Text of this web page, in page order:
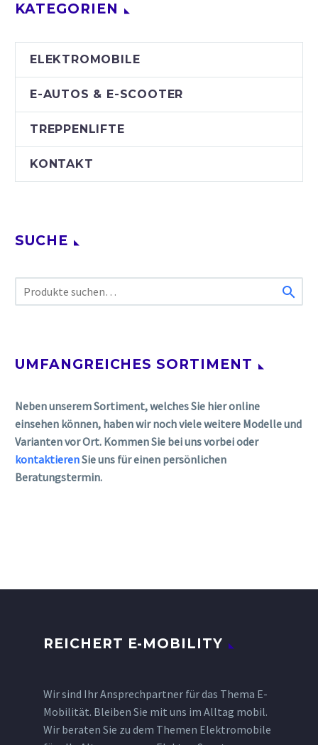
KATEGORIEN
ELEKTROMOBILE
E-AUTOS & E-SCOOTER
TREPPENLIFTE
KONTAKT
SUCHE

UMFANGREICHES SORTIMENT
Neben unserem Sortiment, welches Sie hier online
einsehen können, haben wir noch viele weitere Modelle und
Varianten vor Ort. Kommen Sie bei uns vorbei oder
kontaktierenSie uns für einen persönlichen
Beratungstermin.
REICHERT E-MOBILITY
Wir sind Ihr Ansprechpartner für das Thema E-
Mobilität. Bleiben Sie mit uns im Alltag mobil.
Wir beraten Sie zu dem Themen Elektromobile